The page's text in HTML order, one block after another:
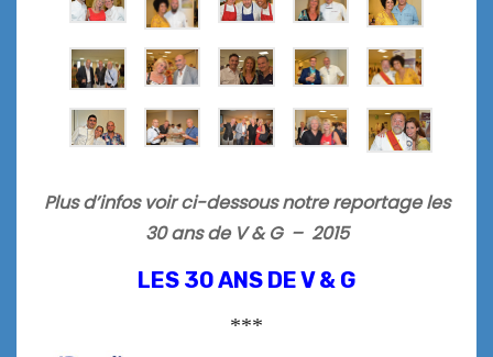
Plus d’infos voir ci-dessous notre reportage les
30 ans de V & G – 2015
LES 30 ANS DE V & G
***